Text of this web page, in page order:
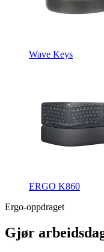
Wave Keys
ERGO K860
Ergo-oppdraget
Gjør